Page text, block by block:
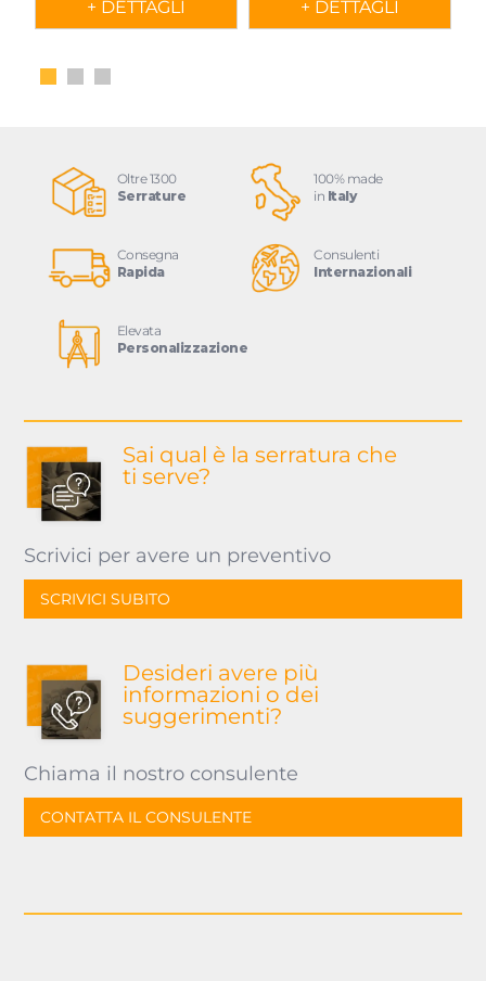
+ DETTAGLI + DETTAGLI
Oltre 1300
Serrature
100% made
in Italy
Consegna
Rapida
Consulenti
Internazionali
Elevata
Personalizzazione
Sai qual è la serratura che
ti serve?
Scrivici per avere un preventivo
SCRIVICI SUBITO
Desideri avere più
informazioni o dei
suggerimenti?
Chiama il nostro consulente
CONTATTA IL CONSULENTE